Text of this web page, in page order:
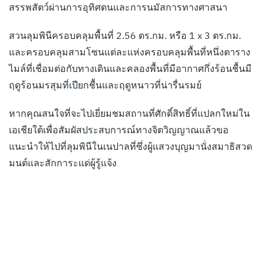
สรรพสัตว์ผ่านการอุทิศตนและการนมัสการทางศาสนา
สวนลุมพินีครอบคลุมพื้นที่ 2.56 ตร.กม. หรือ 1 x 3 ตร.กม.
และครอบคลุมสามโซนแต่ละแห่งครอบคลุมพื้นที่หนึ่งตาราง
ไมล์ที่เชื่อมต่อกับทางเดินและคลองพื้นที่มีอากาศกึ่งร้อนชื้นมี
ฤดูร้อนมรสุมที่เปียกชื้นและฤดูหนาวที่น่ารื่นรมย์
หากคุณสนใจที่จะไปเยี่ยมชมสถานที่ศักดิ์สิทธิ์ที่แปลกใหม่ใน
เอเชียใต้เพื่อสัมผัสประสบการณ์ทางจิตวิญญาณแล้วขอ
แนะนำให้ไปที่ลุมพินีในเนปาลที่ซึ่งผู้แสวงบุญมานั่งสมาธิสวด
มนต์และสักการะแด่ผู้รู้แจ้ง